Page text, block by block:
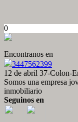
0
Encontranos en
3447562399
12 de abril 37-Colon-
Somos una empresa
inmobiliario
Seguinos en